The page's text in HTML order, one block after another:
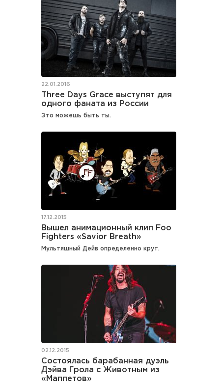
22.01.2016
Three Days Grace выступят для
одного фаната из России
Это можешь быть ты.
17.12.2015
Вышел анимационный клип Foo
Fighters «Savior Breath»
Мультяшный Дейв определенно крут.
02.12.2015
Состоялась барабанная дуэль
Дэйва Грола с Животным из
«Маппетов»